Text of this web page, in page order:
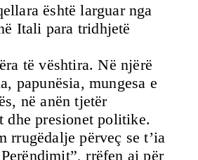
është larguar nga
Itali para tridhjetë
të vështira. Në njërë
papunësia, mungesa e
në anën tjetër
dhe presionet politike.
rrugëdalje përveç se t’ia
rrëfen ai për